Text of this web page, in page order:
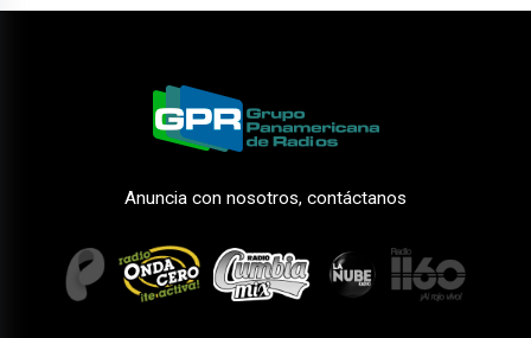
Anuncia con nosotros, contáctanos